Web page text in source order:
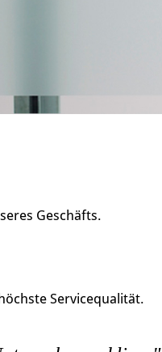
Geschäfts.
Servicequalität.